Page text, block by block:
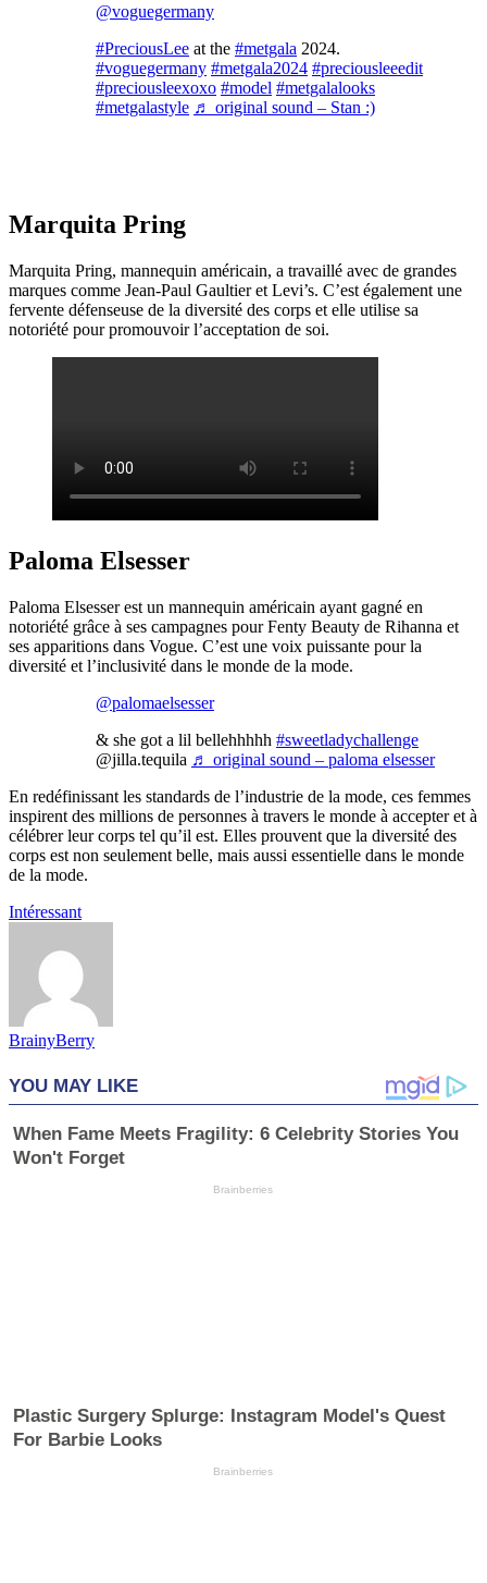
@voguegermany
#PreciousLee at the #metgala 2024.
#voguegermany #metgala2024 #preciousleeedit
#preciousleexoxo #model #metgalalooks
#metgalastyle ♬ original sound – Stan :)
Marquita Pring
Marquita Pring, mannequin américain, a travaillé avec de grandes
marques comme Jean-Paul Gaultier et Levi’s. C’est également une
fervente défenseuse de la diversité des corps et elle utilise sa
notoriété pour promouvoir l’acceptation de soi.
Paloma Elsesser
Paloma Elsesser est un mannequin américain ayant gagné en
notoriété grâce à ses campagnes pour Fenty Beauty de Rihanna et
ses apparitions dans Vogue. C’est une voix puissante pour la
diversité et l’inclusivité dans le monde de la mode.
@palomaelsesser
& she got a lil bellehhhhh #sweetladychallenge
@jilla.tequila ♬ original sound – paloma elsesser
En redéfinissant les standards de l’industrie de la mode, ces femmes
inspirent des millions de personnes à travers le monde à accepter et à
célébrer leur corps tel qu’il est. Elles prouvent que la diversité des
corps est non seulement belle, mais aussi essentielle dans le monde
de la mode.
Intéressant
BrainyBerry